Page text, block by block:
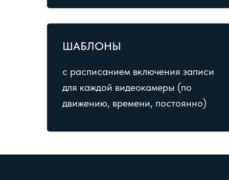
ШАБЛОНЫ
с расписанием включения записи
для каждой видеокамеры (по
движению, времени, постоянно)